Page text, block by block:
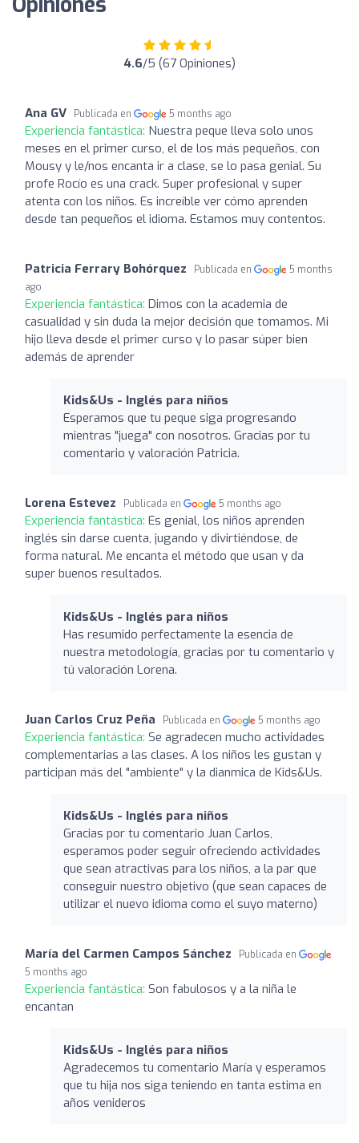
4.6/5 (67 Opiniones)
Ana GV Publicada en 5 months ago
Experiencia fantástica: Nuestra peque lleva solo unos
meses en el primer curso, el de los más pequeños, con
Mousy y le/nos encanta ir a clase, se lo pasa genial. Su
profe Rocío es una crack. Super profesional y super
atenta con los niños. Es increíble ver cómo aprenden
desde tan pequeños el idioma. Estamos muy contentos.
Patricia Ferrary Bohórquez Publicada en
5 months
ago
Experiencia fantástica: Dimos con la academia de
casualidad y sin duda la mejor decisión que tomamos. Mi
hijo lleva desde el primer curso y lo pasar súper bien
además de aprender
Kids&Us - Inglés para niños
Esperamos que tu peque siga progresando
mientras "juega" con nosotros. Gracias por tu
comentario y valoración Patricia.
Lorena Estevez Publicada en 5 months ago
Experiencia fantástica: Es genial, los niños aprenden
inglés sin darse cuenta, jugando y divirtiéndose, de
forma natural. Me encanta el método que usan y da
super buenos resultados.
Kids&Us - Inglés para niños
Has resumido perfectamente la esencia de
nuestra metodología, gracias por tu comentario y
tú valoración Lorena.
Juan Carlos Cruz Peña Publicada en 5 months ago
Experiencia fantástica: Se agradecen mucho actividades
complementarias a las clases. A los niños les gustan y
participan más del "ambiente" y la dianmica de Kids&Us.
Kids&Us - Inglés para niños
Gracias por tu comentario Juan Carlos,
esperamos poder seguir ofreciendo actividades
que sean atractivas para los niños, a la par que
conseguir nuestro objetivo (que sean capaces de
utilizar el nuevo idioma como el suyo materno)
María del Carmen Campos Sánchez
Publicada en
5 months ago
Experiencia fantástica: Son fabulosos y a la niña le
encantan
Kids&Us - Inglés para niños
Agradecemos tu comentario María y esperamos
que tu hija nos siga teniendo en tanta estima en
años venideros